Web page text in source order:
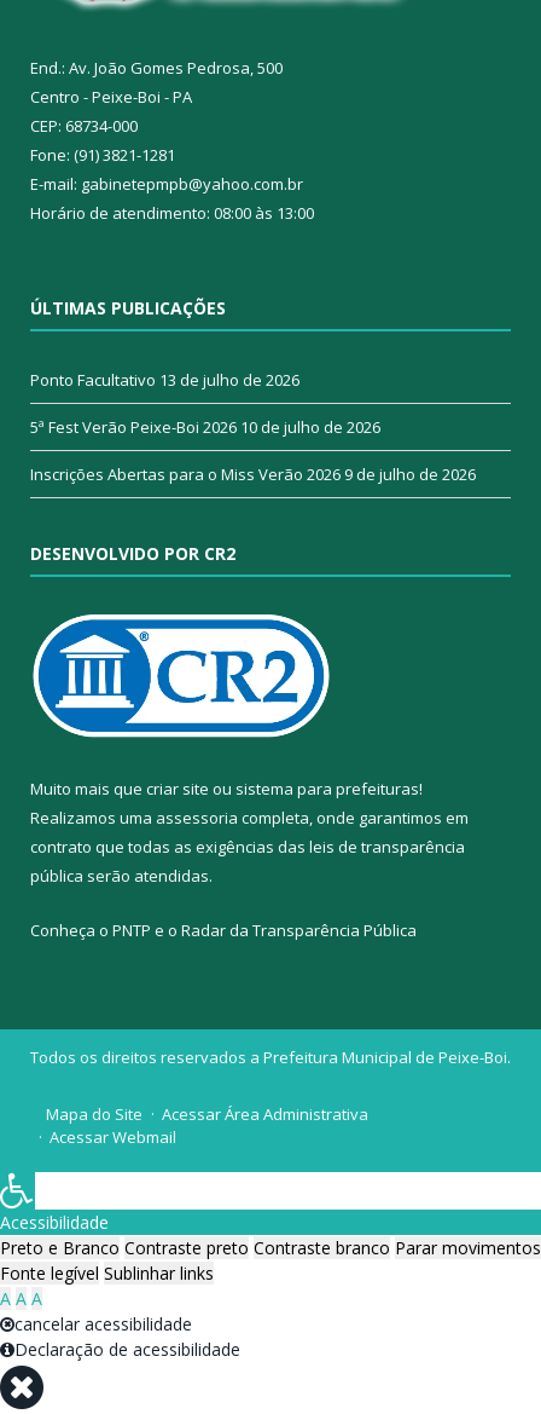
End.: Av. João Gomes Pedrosa, 500
Centro - Peixe-Boi - PA
CEP: 68734-000
Fone: (91) 3821-1281
E-mail: gabinetepmpb@yahoo.com.br
Horário de atendimento: 08:00 às 13:00
ÚLTIMAS PUBLICAÇÕES
Ponto Facultativo 13 de julho de 2026
5ª Fest Verão Peixe-Boi 2026 10 de julho de 2026
Inscrições Abertas para o Miss Verão 20269 de julho de 2026
DESENVOLVIDO POR CR2
Muito mais que criar site ou sistema para prefeituras!
Realizamos uma assessoria completa, onde garantimos em
contrato que todas as exigências das leis de transparência
pública serão atendidas.
Conheça o PNTP e o Radar da Transparência Pública
Todos os direitos reservados a Prefeitura Municipal de Peixe-Boi.
Mapa do Site
Acessar Área Administrativa
Acessar Webmail
Acessibilidade
Preto e Branco Contraste preto Contraste branco Parar movimentos
Fonte legível Sublinhar links
A A A
cancelar acessibilidade
Declaração de acessibilidade